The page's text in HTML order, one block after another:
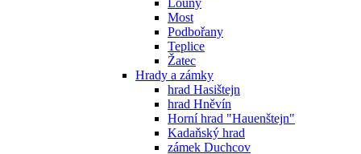
Louny
Most
Podbořany
Teplice
Žatec
Hrady a zámky
hrad Hasištejn
hrad Hněvín
Horní hrad "Hauenštejn"
Kadaňský hrad
zámek Duchcov